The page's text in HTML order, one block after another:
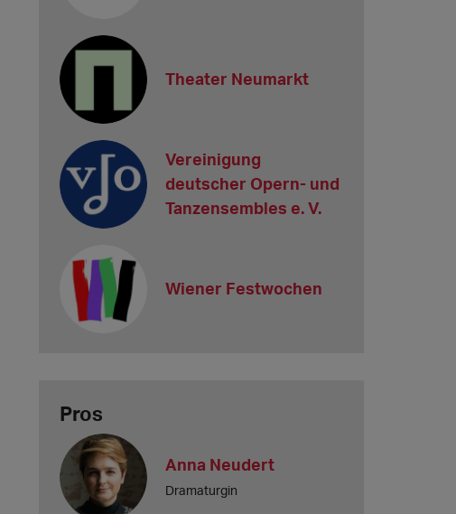
Theater Neumarkt
Vereinigung
deutscher Opern- und
Tanzensembles e. V.
Wiener Festwochen
Pros
Anna Neudert
Dramaturgin